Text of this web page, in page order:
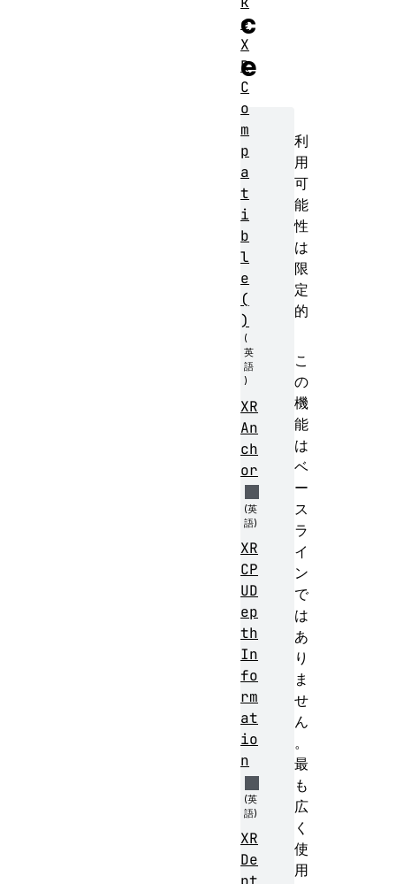
c
e
利
用
可
能
性
は
限
定
的
こ
の
機
能
は
ベ
ー
ス
ラ
イ
ン
で
は
あ
り
ま
せ
ん
。
最
も
広
く
使
用
e
X
R
C
o
m
p
a
t
i
b
l
e
(
)
XR
An
ch
or
XR
CP
UD
ep
th
In
fo
rm
at
io
n
XR
De